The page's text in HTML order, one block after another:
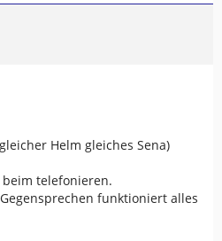
Helm gleiches Sena)
telefonieren.
funktioniert alles